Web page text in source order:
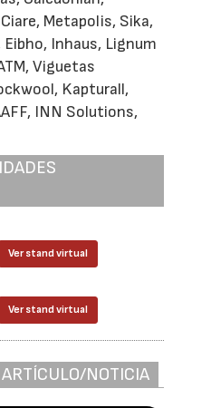
Metapolis, Sika,
Inhaus, Lignum
Viguetas
Kapturall,
INN Solutions,
Ver stand virtual
Ver stand virtual
NOTICIA